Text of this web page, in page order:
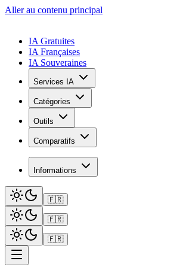
Aller au contenu principal
IA Gratuites
IA Françaises
IA Souveraines
Services IA
Catégories
Outils
Comparatifs
Informations
🇫🇷
🇫🇷
🇫🇷